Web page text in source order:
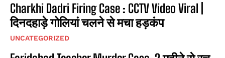
Charkhi Dadri Firing Case : CCTV Video Viral |
दिनदहाड़े गोलियां चलने से मचा हड़कंप
UNCATEGORIZED